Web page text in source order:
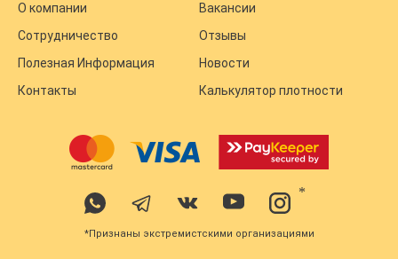
О компании
Вакансии
Сотрудничество
Отзывы
Полезная Информация
Новости
Контакты
Калькулятор плотности
*
*Признаны экстремистскими организациями